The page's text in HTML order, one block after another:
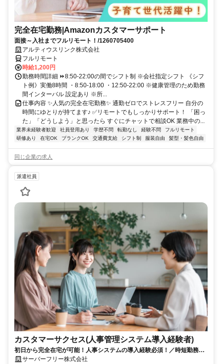
完全在宅勤務|Amazonカスタマーサポート
面接～入社までフルリモート！/1260705400
アルティウスリンク株式会社
フルリモート
時給1,200円
勤務時間詳細 ⏩8:50-22:00の間でシフト制 ※会社指定シフト 《シフ
ト例》実働8時間 ・8:50-18:00 ・12:50-22:00 ※健康管理のため勤務
間インターバル 設定あり ※所...
仕事内容 ✨人気の完全在宅勤務✨ 通勤ゼロでストレスフリー 自分の
時間にゆとりが持てます♪ ✅リモートでもしっかりサポート！ 「困っ
た」「どうしよう」と思ったら すぐにチャットで相談OK 業務中の...
業界未経験者歓迎 社員登用あり 学歴不問 転勤なし 経験不問
フルリモート
研修あり
在宅OK ブランクOK 交通費支給 シフト制 服装自由 髪型・髪色自由
同じ企業の求人
派遣社員
カスタマーサクセス(人事管理システム導入経験者)
初日から完全在宅が可能！人事システムの導入経験必須！／時短勤務が
可能サーバーフリー株式会社